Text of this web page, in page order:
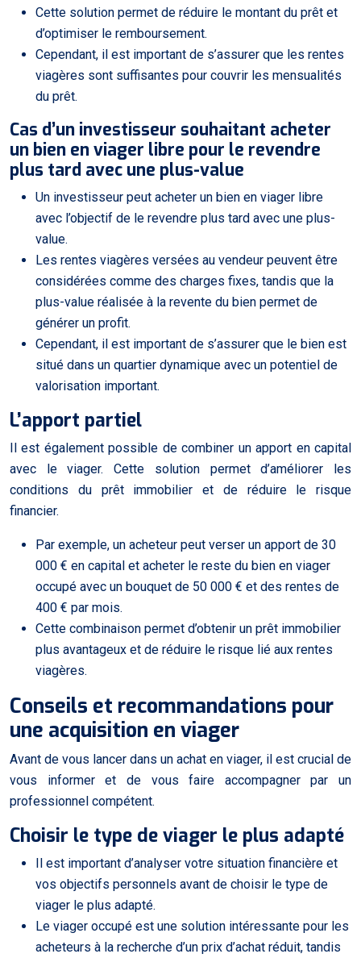
Cette solution permet de réduire le montant du prêt et
d’optimiser le remboursement.
Cependant, il est important de s’assurer que les rentes
viagères sont suffisantes pour couvrir les mensualités
du prêt.
Cas d’un investisseur souhaitant acheter
un bien en viager libre pour le revendre
plus tard avec une plus-value
Un investisseur peut acheter un bien en viager libre
avec l’objectif de le revendre plus tard avec une plus-
value.
Les rentes viagères versées au vendeur peuvent être
considérées comme des charges fixes, tandis que la
plus-value réalisée à la revente du bien permet de
générer un profit.
Cependant, il est important de s’assurer que le bien est
situé dans un quartier dynamique avec un potentiel de
valorisation important.
L’apport partiel
Il est également possible de combiner un apport en capital
avec le viager. Cette solution permet d’améliorer les
conditions du prêt immobilier et de réduire le risque
financier.
Par exemple, un acheteur peut verser un apport de 30
000 € en capital et acheter le reste du bien en viager
occupé avec un bouquet de 50 000 € et des rentes de
400 € par mois.
Cette combinaison permet d’obtenir un prêt immobilier
plus avantageux et de réduire le risque lié aux rentes
viagères.
Conseils et recommandations pour
une acquisition en viager
Avant de vous lancer dans un achat en viager, il est crucial de
vous informer et de vous faire accompagner par un
professionnel compétent.
Choisir le type de viager le plus adapté
Il est important d’analyser votre situation financière et
vos objectifs personnels avant de choisir le type de
viager le plus adapté.
Le viager occupé est une solution intéressante pour les
acheteurs à la recherche d’un prix d’achat réduit, tandis